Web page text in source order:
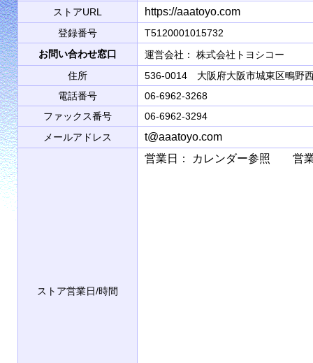
ストアURL
https://aaatoyo.com
登録番号
T5120001015732
お問い合わせ窓口
運営会社： 株式会社トヨシコ
住所
536-0014 大阪府大阪市城東区鴫野
電話番号
06-6962-3268
ファックス番号
06-6962-3294
メールアドレス
t@aaatoyo.com
ストア営業日/時間
営業日： カレンダー参照 営業